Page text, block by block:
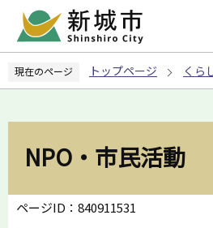
ペ
の
現在のページ トップページ くら
NPO・市民活動
ページID：840911531